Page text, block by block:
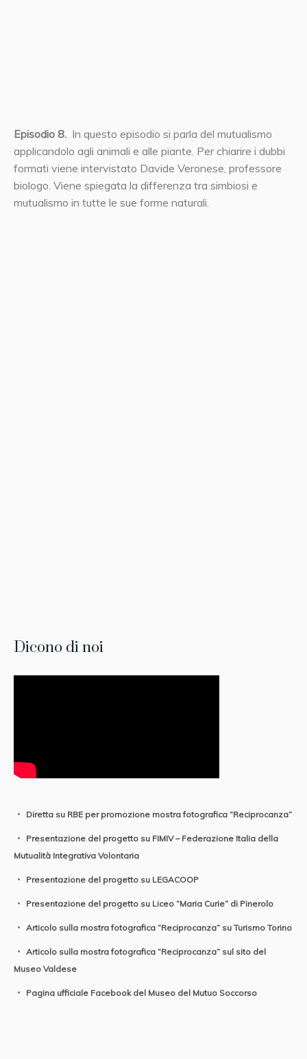
Episodio 8. In questo episodio si parla del mutualismo
applicandolo agli animali e alle piante. Per chiarire i dubbi
formati viene intervistato Davide Veronese, professore
biologo. Viene spiegata la differenza tra simbiosi e
mutualismo in tutte le sue forme naturali.
Dicono di noi
Diretta su RBE per promozione mostra fotografica “Reciprocanza”
Presentazione del progetto su FIMIV – Federazione Italia della
Mutualità Integrativa Volontaria
Presentazione del progetto su LEGACOOP
Presentazione del progetto su Liceo “Maria Curie” di Pinerolo
Articolo sulla mostra fotografica “Reciprocanza” su Turismo Torino
Articolo sulla mostra fotografica “Reciprocanza” sul sito del
Museo Valdese
Pagina ufficiale Facebook del Museo del Mutuo Soccorso